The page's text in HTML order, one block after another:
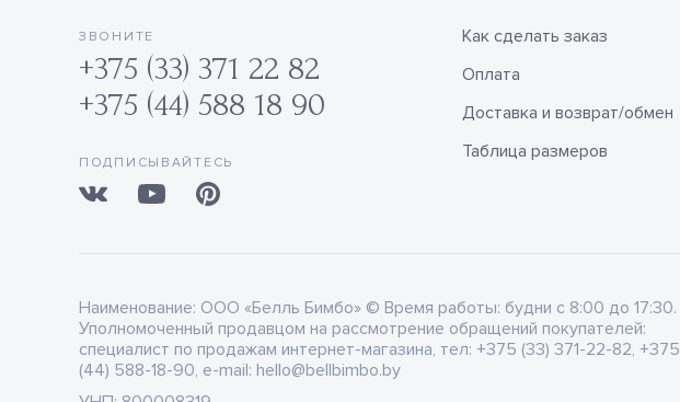
ЗВОНИТЕ
+375 (33) 371 22 82
+375 (44) 588 18 90
ПОДПИСЫВАЙТЕСЬ
Как сделать заказ
Оплата
Доставка и возврат/обмен
Таблица размеров
Наименование: ООО «Белль Бимбо» © Время работы: будни с 8:00 до 17:30.
Уполномоченный продавцом на рассмотрение обращений покупателей:
специалист по продажам интернет-магазина, тел: +375 (33) 371-22-82, +375
(44) 588-18-90, e-mail: hello@bellbimbo.by